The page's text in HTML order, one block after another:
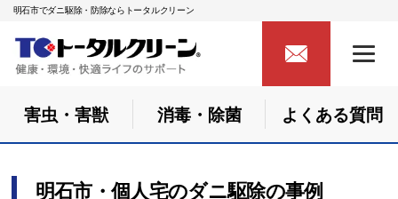
明石市でダニ駆除・防除ならトータルクリーン
害虫・害獣 消毒・除菌 よくある質問
明石市・個人宅のダニ駆除の事例